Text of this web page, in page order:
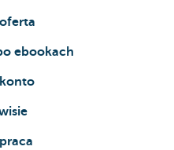
ebookach